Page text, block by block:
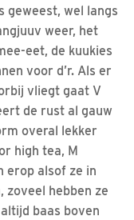
geweest, wel langs
weer, het
eet, de kuukies
voor d’r. Als er
vliegt gaat V
de rust al gauw
overal lekker
high tea, M
erop alsof ze in
zoveel hebben ze
baas boven